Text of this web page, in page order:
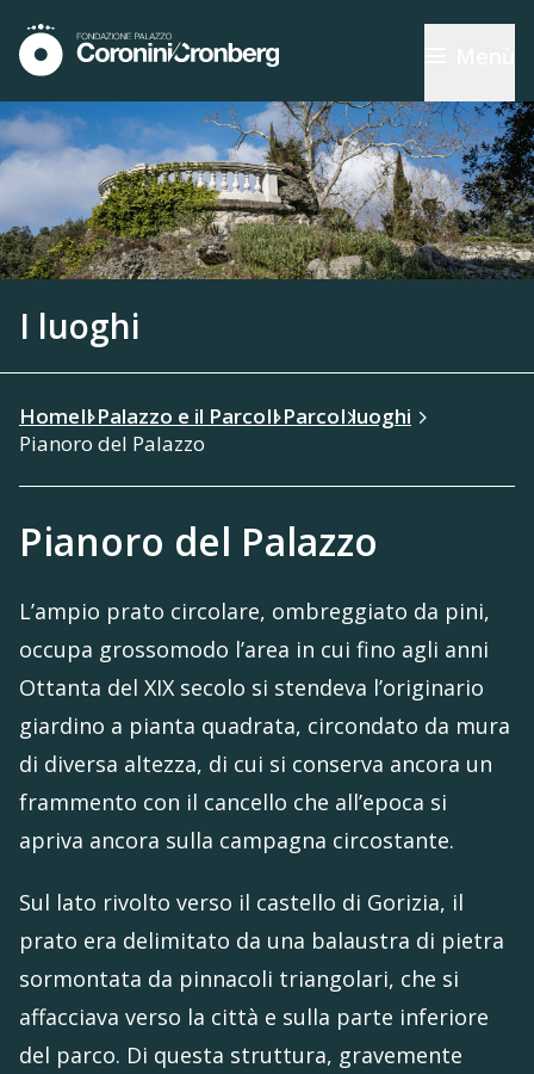
I luoghi
HomeIl Palazzo e il ParcoIl ParcoI luoghi
Pianoro del Palazzo
Pianoro del Palazzo
L’ampio prato circolare, ombreggiato da pini,
occupa grossomodo l’area in cui fino agli anni
Ottanta del XIX secolo si stendeva l’originario
giardino a pianta quadrata, circondato da mura
di diversa altezza, di cui si conserva ancora un
frammento con il cancello che all’epoca si
apriva ancora sulla campagna circostante.
Sul lato rivolto verso il castello di Gorizia, il
prato era delimitato da una balaustra di pietra
sormontata da pinnacoli triangolari, che si
affacciava verso la città e sulla parte inferiore
del parco. Di questa struttura, gravemente